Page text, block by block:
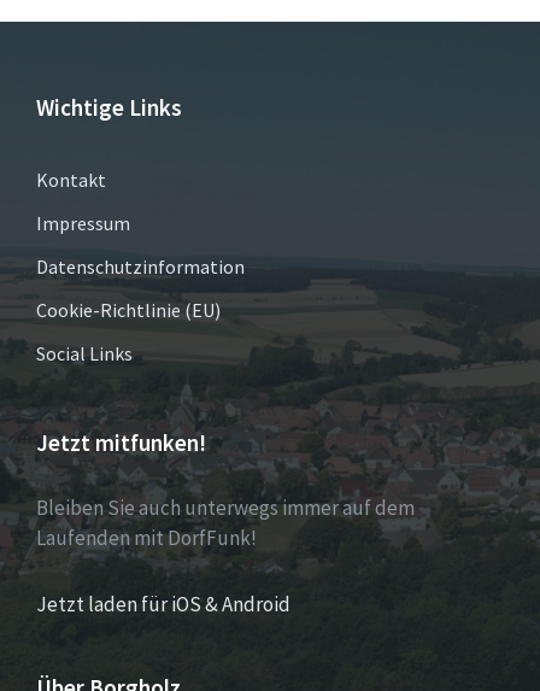
Wichtige Links
Kontakt
Impressum
Datenschutzinformation
Cookie-Richtlinie (EU)
Social Links
Jetzt mitfunken!
Bleiben Sie auch unterwegs immer auf dem
Laufenden mit DorfFunk!
Jetzt laden für iOS & Android